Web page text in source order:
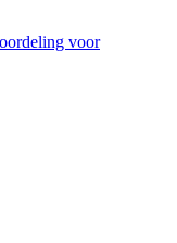
voor